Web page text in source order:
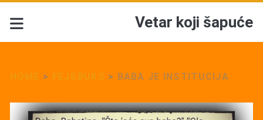
Vetar koji šapuće
> > BABA JE INSTITUCIJA